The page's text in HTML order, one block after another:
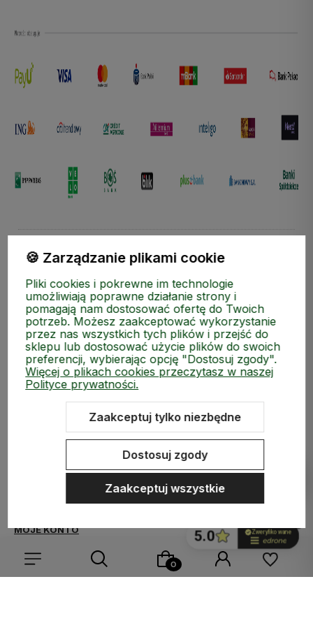
Zapisz się do naszego Newslettera i zgarnij kod
MEDIA SPOŁECZNOŚCIOWE
MOJE KONTO
INFORMACJE
🍪 Zarządzanie plikami cookie
Pliki cookies i pokrewne im technologie
umożliwiają poprawne działanie strony i
pomagają nam dostosować ofertę do Twoich
potrzeb. Możesz zaakceptować wykorzystanie
przez nas wszystkich tych plików i przejść do
sklepu lub dostosować użycie plików do swoich
preferencji, wybierając opcję "Dostosuj zgody".
Więcej o plikach cookies przeczytasz w naszej
Polityce prywatności.
Zaakceptuj tylko niezbędne
Dostosuj zgody
Zaakceptuj wszystkie